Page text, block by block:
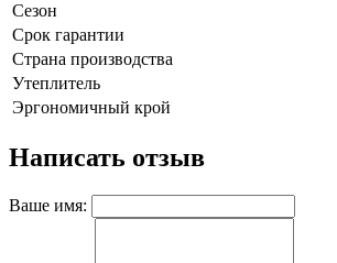
Сезон
Срок гарантии
Страна производства
Утеплитель
Эргономичный крой
Написать отзыв
Ваше имя: